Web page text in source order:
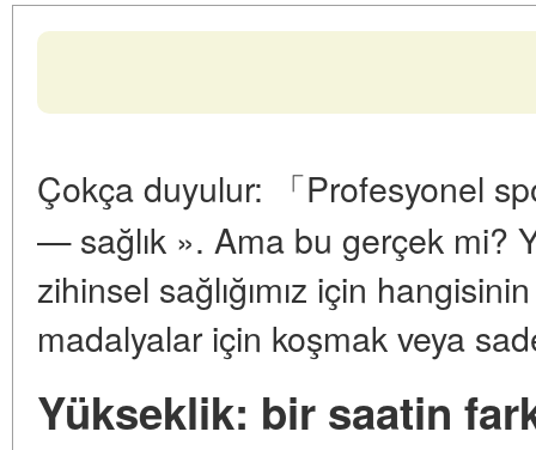
Çokça duyulur: 「Profesyonel
— sağlık ». Ama bu gerçek mi?
zihinsel sağlığımız için
madalyalar için koşmak veya
Yükseklik: bir saatin